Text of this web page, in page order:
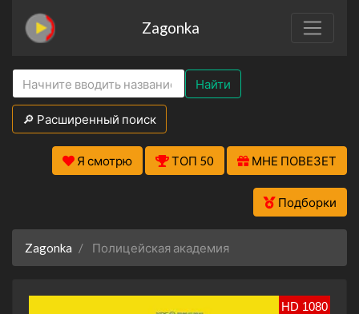
Zagonka
Найти
🔎 Расширенный поиск
Я смотрю ТОП 50 МНЕ ПОВЕЗЕТ
Подборки
Zagonka Полицейская академия
HD 1080